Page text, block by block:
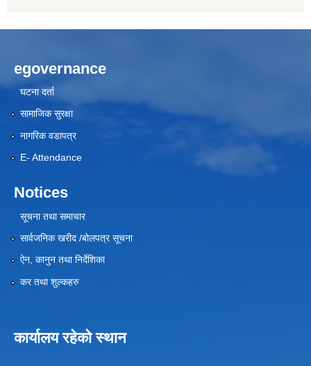
egovernance
घटना दर्ता
सामाजिक सुरक्षा
नागरिक वडापत्र
E- Attendance
Notices
सूचना तथा समाचार
सार्वजनिक खरीद /बोलपत्र सूचना
ऐन, कानुन तथा निर्देशिका
कर तथा शुल्कहरु
कार्यालय रहेको स्थान